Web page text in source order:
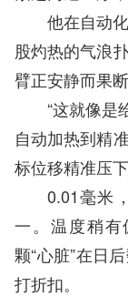
他在自动
股灼热的气浪
臂正安静而果
“这就像是
自动加热到精
标位移精准压
0.01毫米
一。温度稍
颗“心脏”在日
打折扣。